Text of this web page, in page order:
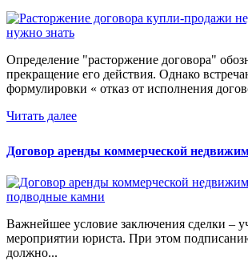
Определение "расторжение договора"
прекращение его действия. Однако
формулировки « отказ от исполнения
Читать далее
Договор аренды коммерческой
Важнейшее условие заключения сделки –
мероприятии юриста. При этом
должно...